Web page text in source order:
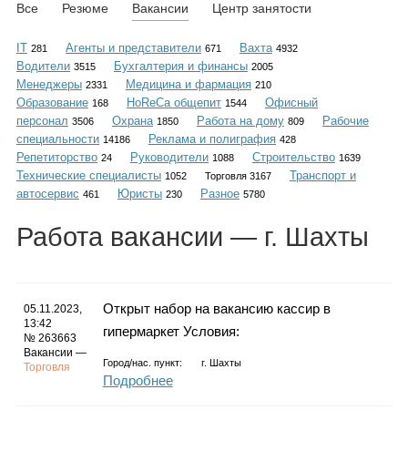
Объявления
Каталог
Инфо
Гороскоп
Все Резюме Вакансии Центр занятости
IT 281 Агенты и представители 671 Вахта 4932
Водители 3515 Бухгалтерия и финансы 2005
Менеджеры 2331 Медицина и фармация 210
Образование 168 HoReCa общепит 1544
Офисный
персонал 3506 Охрана 1850 Работа на дому 809
Рабочие
специальности 14186 Реклама и полиграфия 428
Репетиторство 24 Руководители 1088 Строительство 1639
Технические специалисты 1052 Торговля 3167
Транспорт и
автосервис 461 Юристы 230 Разное 5780
Работа вакансии — г. Шахты
05.11.2023,
13:42
№ 263663
Вакансии —
Торговля
Открыт набор на вакансию кассир в
гипермаркет Условия:
Город/нас. пункт: г. Шахты
Подробнее